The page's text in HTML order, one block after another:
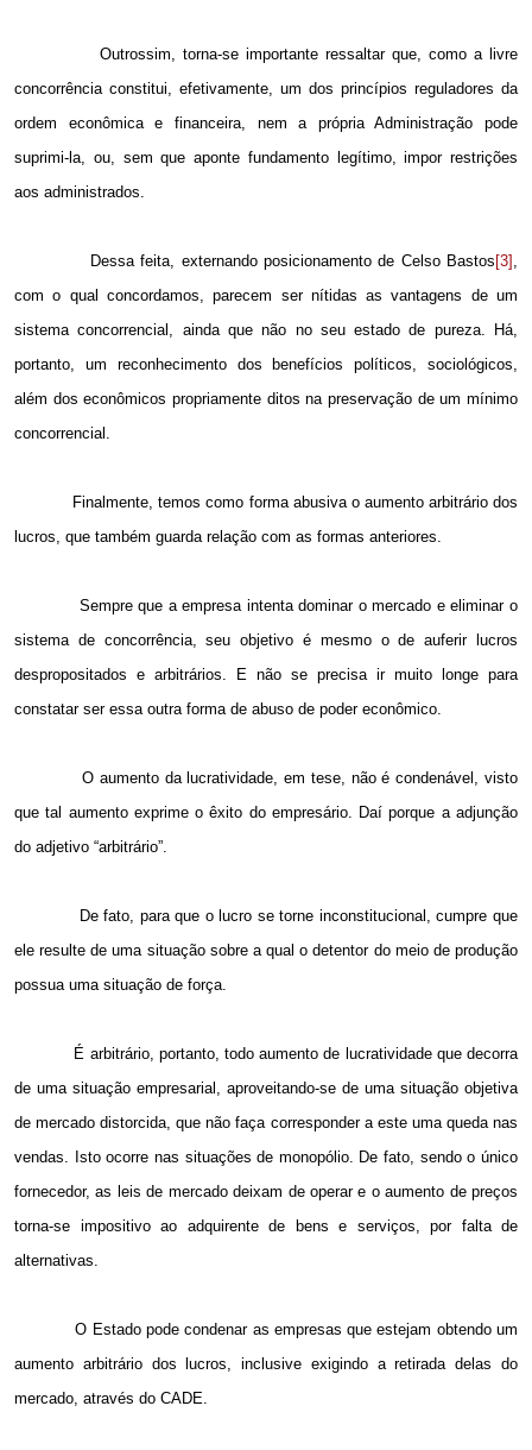
Outrossim, torna-se importante ressaltar que, como a livre
concorrência constitui, efetivamente, um dos princípios reguladores da
ordem econômica e financeira, nem a própria Administração pode
suprimi-la, ou, sem que aponte fundamento legítimo, impor restrições
aos administrados.
Dessa feita, externando posicionamento de Celso Bastos [3] ,
com o qual concordamos, parecem ser nítidas as vantagens de um
sistema concorrencial, ainda que não no seu estado de pureza. Há,
portanto, um reconhecimento dos benefícios políticos, sociológicos,
além dos econômicos propriamente ditos na preservação de um mínimo
concorrencial.
Finalmente, temos como forma abusiva o aumento arbitrário dos
lucros, que também guarda relação com as formas anteriores.
Sempre que a empresa intenta dominar o mercado e eliminar o
sistema de concorrência, seu objetivo é mesmo o de auferir lucros
despropositados e arbitrários. E não se precisa ir muito longe para
constatar ser essa outra forma de abuso de poder econômico.
O aumento da lucratividade, em tese, não é condenável, visto
que tal aumento exprime o êxito do empresário. Daí porque a adjunção
do adjetivo “arbitrário”.
De fato, para que o lucro se torne inconstitucional, cumpre que
ele resulte de uma situação sobre a qual o detentor do meio de produção
possua uma situação de força.
É arbitrário, portanto, todo aumento de lucratividade que decorra
de uma situação empresarial, aproveitando-se de uma situação objetiva
de mercado distorcida, que não faça corresponder a este uma queda nas
vendas. Isto ocorre nas situações de monopólio. De fato, sendo o único
fornecedor, as leis de mercado deixam de operar e o aumento de preços
torna-se impositivo ao adquirente de bens e serviços, por falta de
alternativas.
O Estado pode condenar as empresas que estejam obtendo um
aumento arbitrário dos lucros, inclusive exigindo a retirada delas do
mercado, através do CADE.